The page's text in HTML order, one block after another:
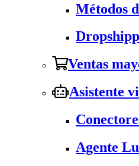
Métodos
Ventas
Asistente
Agente